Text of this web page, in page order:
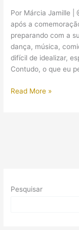
Por Márcia Jamille |
após a
preparando com a
dança, música,
difícil de idealizar,
Contudo, o que eu
Festival
Read More »
Pesquisar